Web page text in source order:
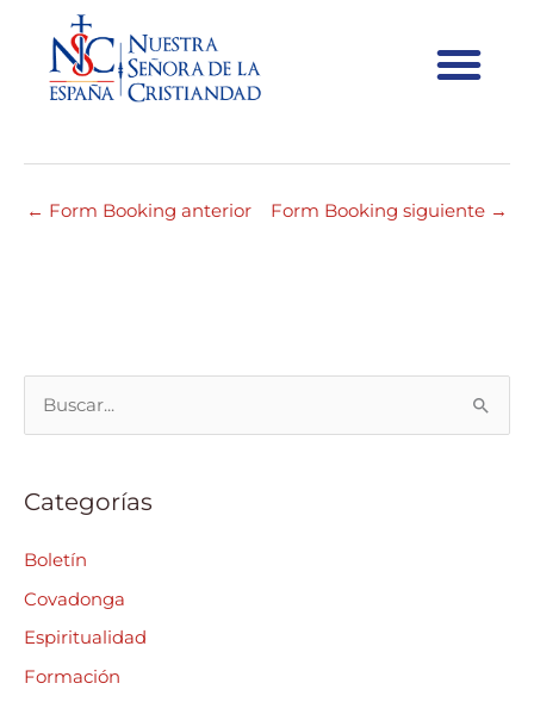
#35417 07:00 – 08:00
← Form Booking anterior Form Booking siguiente →
c
a
r
Categorías
Boletín
Covadonga
Espiritualidad
Formación